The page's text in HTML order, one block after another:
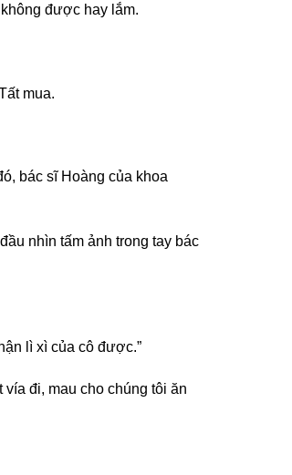
được hay lắm.
mua.
bác sĩ Hoàng của khoa
nhìn tấm ảnh trong tay bác
lì xì của cô được.”
đi, mau cho chúng tôi ăn